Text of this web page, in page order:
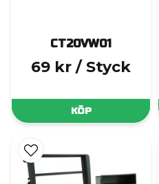
CT20VW01
69 kr / Styck
KÖP